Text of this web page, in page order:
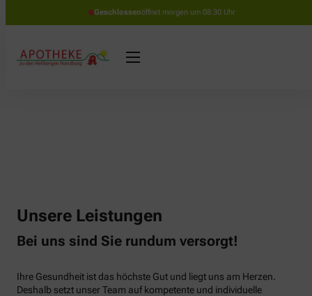
Geschlossenöffnet morgen um 08:30 Uhr
Unsere Leistungen
Bei uns sind Sie rundum versorgt!
Ihre Gesundheit ist das höchste Gut und liegt uns am Herzen.
Deshalb setzt unser Team auf kompetente und individuelle